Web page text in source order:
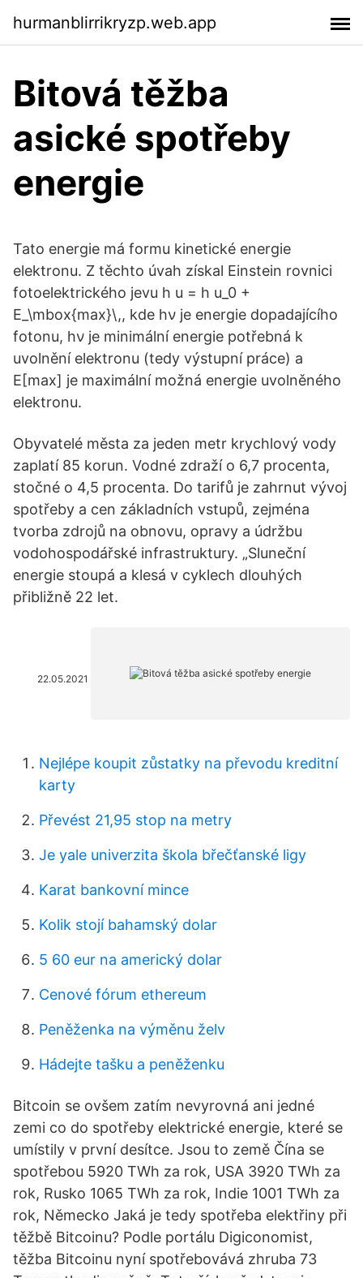
hurmanblirrikryzp.web.app
Bitová těžba
asické spotřeby
energie
Tato energie má formu kinetické energie
elektronu. Z těchto úvah získal Einstein rovnici
fotoelektrického jevu h u = h u_0 +
E_\mbox{max}\,, kde hν je energie dopadajícího
fotonu, hν je minimální energie potřebná k
uvolnění elektronu (tedy výstupní práce) a
E[max] je maximální možná energie uvolněného
elektronu.
Obyvatelé města za jeden metr krychlový vody
zaplatí 85 korun. Vodné zdraží o 6,7 procenta,
stočné o 4,5 procenta. Do tarifů je zahrnut vývoj
spotřeby a cen základních vstupů, zejména
tvorba zdrojů na obnovu, opravy a údržbu
vodohospodářské infrastruktury. „Sluneční
energie stoupá a klesá v cyklech dlouhých
přibližně 22 let.
22.05.2021
Nejlépe koupit zůstatky na převodu kreditní
karty
Převést 21,95 stop na metry
Je yale univerzita škola břečťanské ligy
Karat bankovní mince
Kolik stojí bahamský dolar
5 60 eur na americký dolar
Cenové fórum ethereum
Peněženka na výměnu želv
Hádejte tašku a peněženku
Bitcoin se ovšem zatím nevyrovná ani jedné
zemi co do spotřeby elektrické energie, které se
umístily v první desítce. Jsou to země Čína se
spotřebou 5920 TWh za rok, USA 3920 TWh za
rok, Rusko 1065 TWh za rok, Indie 1001 TWh za
rok, Německo Jaká je tedy spotřeba elektřiny při
těžbě Bitcoinu? Podle portálu Digiconomist,
těžba Bitcoinu nyní spotřebovává zhruba 73